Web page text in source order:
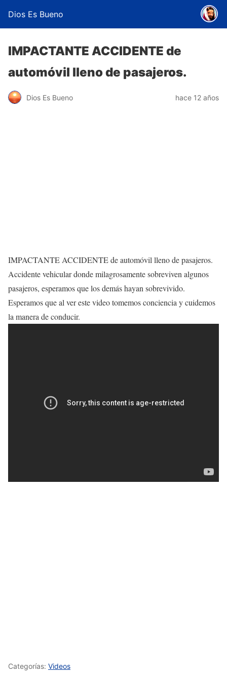
Dios Es Bueno
IMPACTANTE ACCIDENTE de
automóvil lleno de pasajeros.
Dios Es Bueno hace 12 años
IMPACTANTE ACCIDENTE de automóvil lleno de pasajeros.
Accidente vehicular donde milagrosamente sobreviven algunos
pasajeros, esperamos que los demás hayan sobrevivido.
Esperamos que al ver este video tomemos conciencia y cuidemos
la manera de conducir.
Categorías: Videos